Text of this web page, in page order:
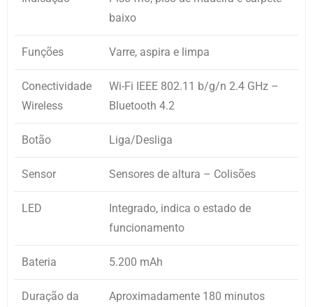
baixo
Funções Varre, aspira e limpa
Conectividade
Wireless
Wi-Fi IEEE 802.11 b/g/n 2.4 GHz –
Bluetooth 4.2
Botão Liga/Desliga
Sensor Sensores de altura – Colisões
LED
Integrado, indica o estado de
funcionamento
Bateria 5.200 mAh
Duração da
Aproximadamente 180 minutos